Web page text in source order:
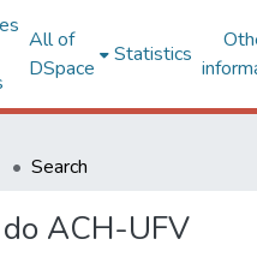
All of
DSpace
Statistics
Search
ACH-UFV